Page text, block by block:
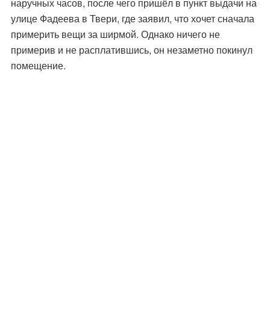
наручных часов, после чего пришёл в пункт выдачи на
улице Фадеева в Твери, где заявил, что хочет сначала
примерить вещи за ширмой. Однако ничего не
примерив и не расплатившись, он незаметно покинул
помещение.